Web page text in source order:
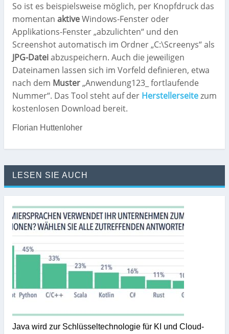
So ist es beispielsweise möglich, per Knopfdruck das
momentan aktiveWindows-Fenster oder
Applikations-Fenster „abzulichten“ und den
Screenshot automatisch im Ordner „C:\Screenys“ als
JPG-Dateiabzuspeichern. Auch die jeweiligen
Dateinamen lassen sich im Vorfeld definieren, etwa
nach dem Muster„Anwendung123_ fortlaufende
Nummer“. Das Tool steht auf der Herstellerseitezum
kostenlosen Download bereit.
Florian Huttenloher
LESEN SIE AUCH
Java wird zur Schlüsseltechnologie für KI und Cloud-